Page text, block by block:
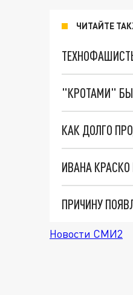
ЧИТАЙТЕ
"КРОТАМИ"
КАК ДОЛГО
ИВАНА КРАСКО
Новости СМИ2